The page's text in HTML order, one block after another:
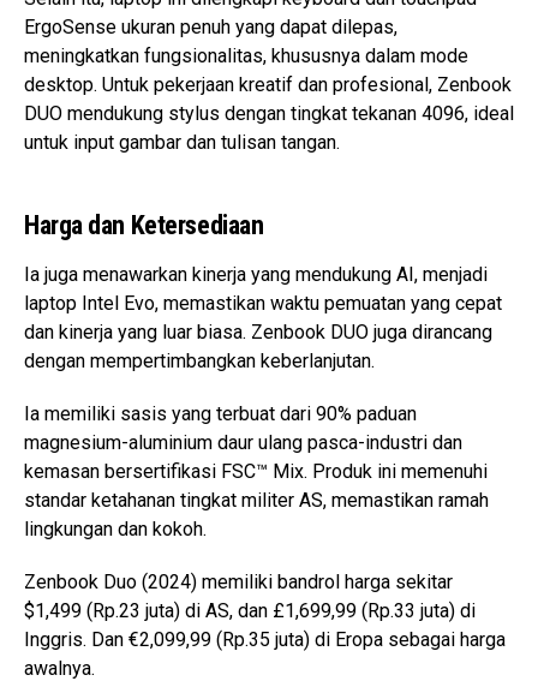
ErgoSense ukuran penuh yang dapat dilepas,
meningkatkan fungsionalitas, khususnya dalam mode
desktop. Untuk pekerjaan kreatif dan profesional, Zenbook
DUO mendukung stylus dengan tingkat tekanan 4096, ideal
untuk input gambar dan tulisan tangan.
Harga dan Ketersediaan
Ia juga menawarkan kinerja yang mendukung AI, menjadi
laptop Intel Evo, memastikan waktu pemuatan yang cepat
dan kinerja yang luar biasa. Zenbook DUO juga dirancang
dengan mempertimbangkan keberlanjutan.
Ia memiliki sasis yang terbuat dari 90% paduan
magnesium-aluminium daur ulang pasca-industri dan
kemasan bersertifikasi FSC™ Mix. Produk ini memenuhi
standar ketahanan tingkat militer AS, memastikan ramah
lingkungan dan kokoh.
Zenbook Duo (2024) memiliki bandrol harga sekitar
$1,499 (Rp.23 juta) di AS, dan £1,699,99 (Rp.33 juta) di
Inggris. Dan €2,099,99 (Rp.35 juta) di Eropa sebagai harga
awalnya.